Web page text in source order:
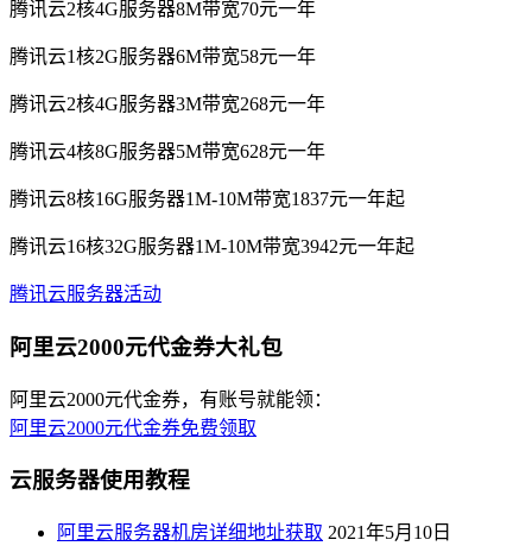
腾讯云2核4G服务器8M带宽70元一年
腾讯云1核2G服务器6M带宽58元一年
腾讯云2核4G服务器3M带宽268元一年
腾讯云4核8G服务器5M带宽628元一年
腾讯云8核16G服务器1M-10M带宽1837元一年起
腾讯云16核32G服务器1M-10M带宽3942元一年起
腾讯云服务器活动
阿里云2000元代金券大礼包
阿里云2000元代金券，有账号就能领：
阿里云2000元代金券免费领取
云服务器使用教程
阿里云服务器机房详细地址获取 2021年5月10日